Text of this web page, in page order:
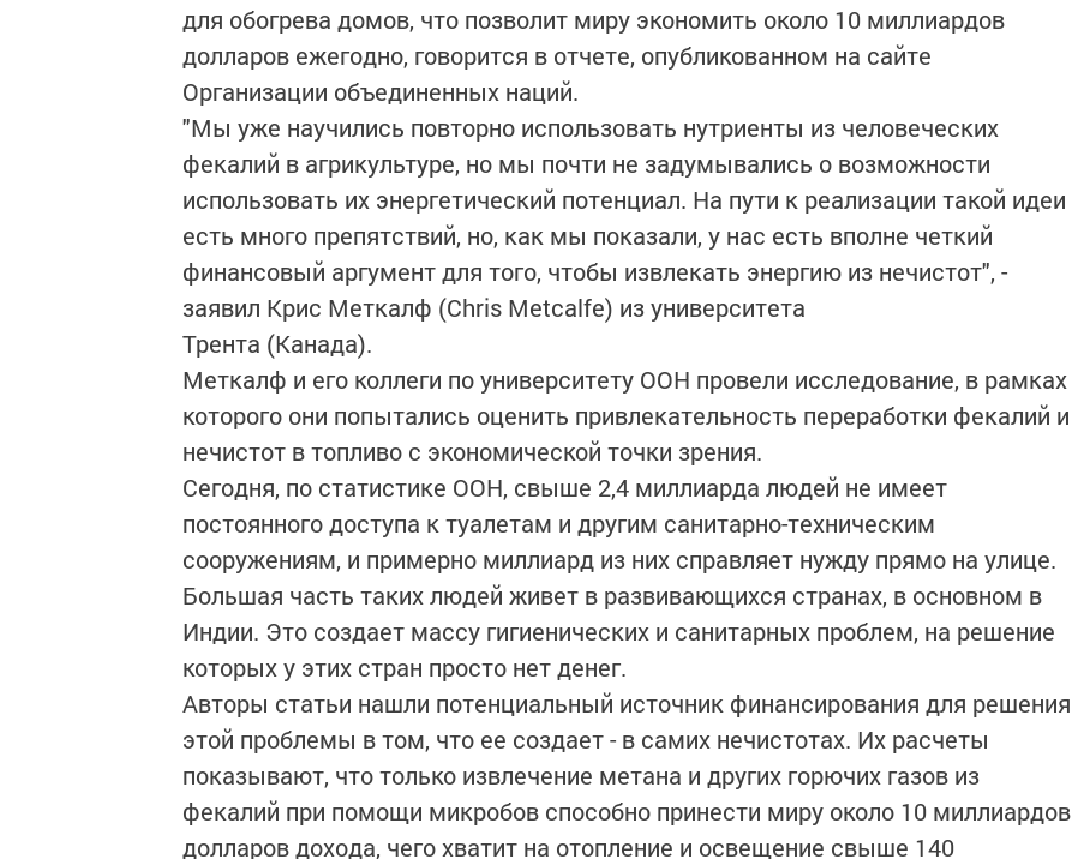
для обогрева домов, что позволит миру экономить около 10 миллиардов
долларов ежегодно, говорится в отчете, опубликованном на сайте
Организации объединенных наций.
"Мы уже научились повторно использовать нутриенты из человеческих
фекалий в агрикультуре, но мы почти не задумывались о возможности
использовать их энергетический потенциал. На пути к реализации такой идеи
есть много препятствий, но, как мы показали, у нас есть вполне четкий
финансовый аргумент для того, чтобы извлекать энергию из нечистот", -
заявил Крис Меткалф (Chris Metcalfe) из университета
Трента (Канада).
Меткалф и его коллеги по университету ООН провели исследование, в рамках
которого они попытались оценить привлекательность переработки фекалий и
нечистот в топливо с экономической точки зрения.
Сегодня, по статистике ООН, свыше 2,4 миллиарда людей не имеет
постоянного доступа к туалетам и другим санитарно-техническим
сооружениям, и примерно миллиард из них справляет нужду прямо на улице.
Большая часть таких людей живет в развивающихся странах, в основном в
Индии. Это создает массу гигиенических и санитарных проблем, на решение
которых у этих стран просто нет денег.
Авторы статьи нашли потенциальный источник финансирования для решения
этой проблемы в том, что ее создает - в самих нечистотах. Их расчеты
показывают, что только извлечение метана и других горючих газов из
фекалий при помощи микробов способно принести миру около 10 миллиардов
долларов дохода, чего хватит на отопление и освещение свыше 140